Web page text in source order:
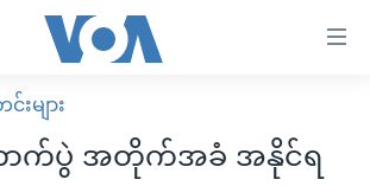
များ
ာက်ပွဲ အတိုက်အခံ အနိုင်ရ